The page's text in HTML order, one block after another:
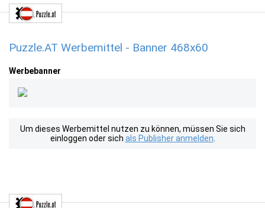
Puzzle.AT Werbemittel - Banner 468x60
Werbebanner
Um dieses Werbemittel nutzen zu können, müssen Sie sich
einloggen oder sich als Publisher anmelden